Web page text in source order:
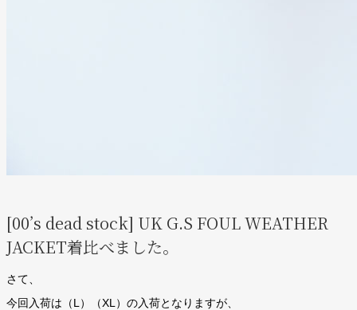
[00’s dead stock] UK G.S FOUL WEATHER
JACKET着比べました。
さて、
今回入荷は（L）（XL）の入荷となりますが、